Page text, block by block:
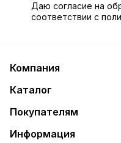
Даю согласие на
соответствии с
Компания
Каталог
Покупателям
Информация